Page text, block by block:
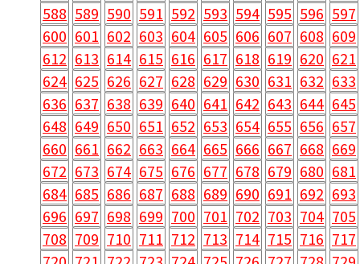
588 589 590 591 592 593 594 595 596 597
600 601 602 603 604 605 606 607 608 609
612 613 614 615 616 617 618 619 620 621
624 625 626 627 628 629 630 631 632 633
636 637 638 639 640 641 642 643 644 645
648 649 650 651 652 653 654 655 656 657
660 661 662 663 664 665 666 667 668 669
672 673 674 675 676 677 678 679 680 681
684 685 686 687 688 689 690 691 692 693
696 697 698 699 700 701 702 703 704 705
708 709 710 711 712 713 714 715 716 717